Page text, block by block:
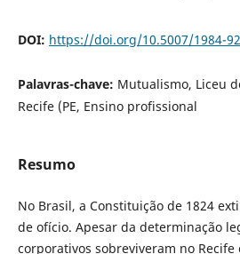
DOI: https://doi.org/10.5007/1984-
Palavras-chave: Mutualismo, Liceu
Recife (PE, Ensino profissional
Resumo
No Brasil, a Constituição de 1824
de ofício. Apesar da determinação
corporativos sobreviveram no Recife